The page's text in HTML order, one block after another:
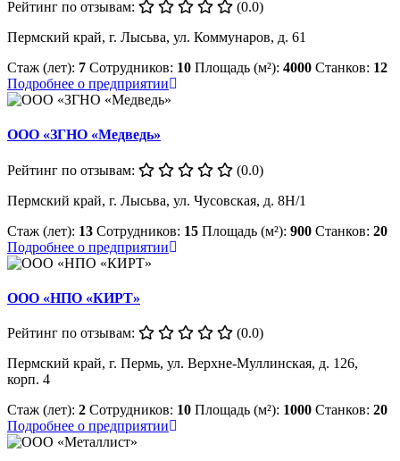
Рейтинг по отзывам:
(0.0)
Пермский край, г. Лысьва, ул. Коммунаров, д. 61
Стаж (лет): 7 Сотрудников: 10 Площадь (м²): 4000 Станков: 12
Подробнее о предприятии
ООО «ЗГНО «Медведь»
Рейтинг по отзывам:
(0.0)
Пермский край, г. Лысьва, ул. Чусовская, д. 8Н/1
Стаж (лет): 13 Сотрудников: 15 Площадь (м²): 900 Станков: 20
Подробнее о предприятии
ООО «НПО «КИРТ»
Рейтинг по отзывам:
(0.0)
Пермский край, г. Пермь, ул. Верхне-Муллинская, д. 126,
корп. 4
Стаж (лет): 2 Сотрудников: 10 Площадь (м²): 1000 Станков: 20
Подробнее о предприятии